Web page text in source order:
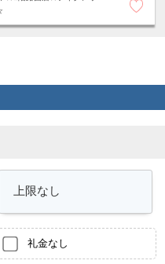
礼金なし